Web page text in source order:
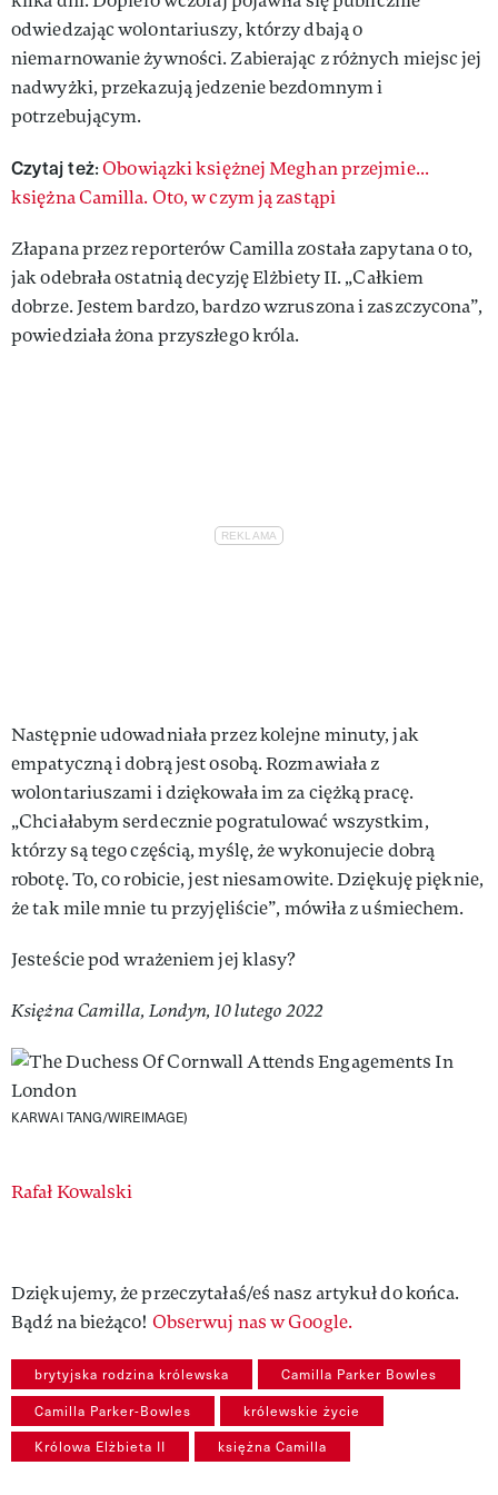
odwiedzając wolontariuszy, którzy dbają o
niemarnowanie żywności. Zabierając z różnych miejsc jej
nadwyżki, przekazują jedzenie bezdomnym i
potrzebującym.
Czytaj też:Obowiązki księżnej Meghan przejmie...
księżna Camilla. Oto, w czym ją zastąpi
Złapana przez reporterów Camilla została zapytana o to,
jak odebrała ostatnią decyzję Elżbiety II. „Całkiem
dobrze. Jestem bardzo, bardzo wzruszona i zaszczycona”,
powiedziała żona przyszłego króla.
Następnie udowadniała przez kolejne minuty, jak
empatyczną i dobrą jest osobą. Rozmawiała z
wolontariuszami i dziękowała im za ciężką pracę.
„Chciałabym serdecznie pogratulować wszystkim,
którzy są tego częścią, myślę, że wykonujecie dobrą
robotę. To, co robicie, jest niesamowite. Dziękuję pięknie,
że tak mile mnie tu przyjęliście”, mówiła z uśmiechem.
Jesteście pod wrażeniem jej klasy?
Księżna Camilla, Londyn, 10 lutego 2022
KARWAI TANG/WIREIMAGE)
Authors
Rafał Kowalski
Dziękujemy, że przeczytałaś/eś nasz artykuł do końca.
Bądź na bieżąco! Obserwuj nas w Google.
brytyjska rodzina królewska Camilla Parker Bowles
Camilla Parker-Bowles królewskie życie
Królowa Elżbieta II księżna Camilla